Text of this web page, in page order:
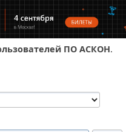
ПО АСКОН.